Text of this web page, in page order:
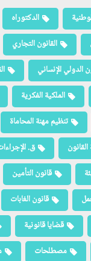
الدكتوراه
القانون التجاري
الدولي الإنساني
الملكية الفكرية
تنظيم مهنة المحاماة
ق.
قانون التأمين
قانون الغابات
قضايا قانونية
مصطلحات